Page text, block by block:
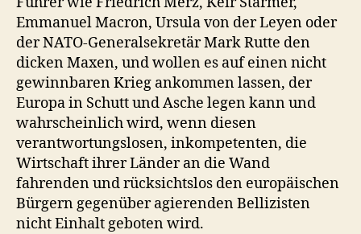
Emmanuel Macron, Ursula von der Leyen oder
der NATO-Generalsekretär Mark Rutte den
dicken Maxen, und wollen es auf einen nicht
gewinnbaren Krieg ankommen lassen, der
Europa in Schutt und Asche legen kann und
wahrscheinlich wird, wenn diesen
verantwortungslosen, inkompetenten, die
Wirtschaft ihrer Länder an die Wand
fahrenden und rücksichtslos den europäischen
Bürgern gegenüber agierenden Bellizisten
nicht Einhalt geboten wird.